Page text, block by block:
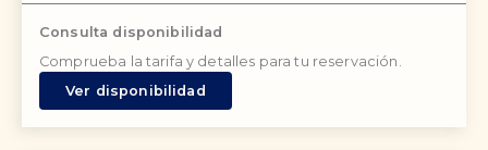
Consulta disponibilidad
Comprueba la tarifa y detalles para tu reservación.
Ver disponibilidad